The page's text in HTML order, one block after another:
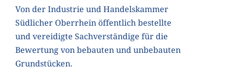
Von der Industrie und Handelskammer
Südlicher Oberrhein öffentlich bestellte
und vereidigte Sachverständige für die
Bewertung von bebauten und unbebauten
Grundstücken.